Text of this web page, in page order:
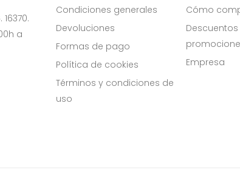
a
Condiciones generales
Devoluciones
Formas de pago
Política de cookies
Términos y condiciones de
uso
Cómo
Descuentos
Empresa